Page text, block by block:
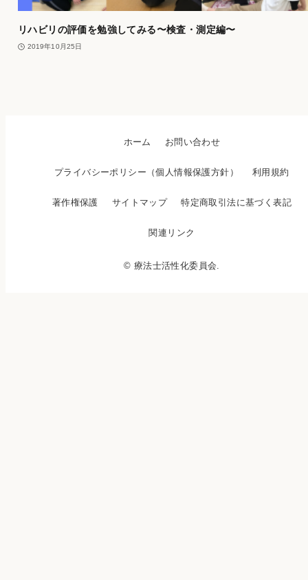
リハビリの評価を勉強してみる〜検査・測定編〜
2019年10月25日
ホーム お問い合わせ
プライバシーポリシー（個人情報保護方針） 利用規約
著作権保護 サイトマップ 特定商取引法に基づく表記
関連リンク
© 療法士活性化委員会.